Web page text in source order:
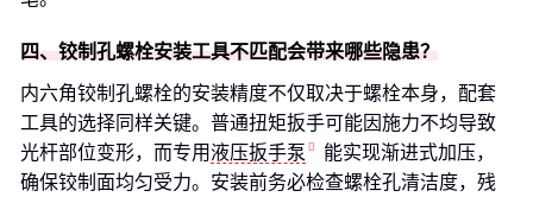
四、铰制孔螺栓安装工具不匹配会带来哪些隐患？
内六角铰制孔螺栓的安装精度不仅取决于螺栓本身，配套
工具的选择同样关键。普通扭矩扳手可能因施力不均导致
光杆部位变形，而专用 液压扳手泵
能实现渐进式加压，
确保铰制面均匀受力。安装前务必检查螺栓孔清洁度，残